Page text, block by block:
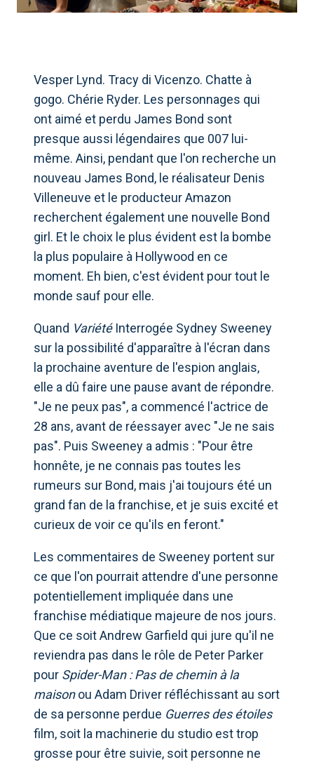
Vesper Lynd. Tracy di Vicenzo. Chatte à
gogo. Chérie Ryder. Les personnages qui
ont aimé et perdu James Bond sont
presque aussi légendaires que 007 lui-
même. Ainsi, pendant que l'on recherche un
nouveau James Bond, le réalisateur Denis
Villeneuve et le producteur Amazon
recherchent également une nouvelle Bond
girl. Et le choix le plus évident est la bombe
la plus populaire à Hollywood en ce
moment. Eh bien, c'est évident pour tout le
monde sauf pour elle.
Quand VariétéInterrogée Sydney Sweeney
sur la possibilité d'apparaître à l'écran dans
la prochaine aventure de l'espion anglais,
elle a dû faire une pause avant de répondre.
"Je ne peux pas", a commencé l'actrice de
28 ans, avant de réessayer avec "Je ne sais
pas". Puis Sweeney a admis : "Pour être
honnête, je ne connais pas toutes les
rumeurs sur Bond, mais j'ai toujours été un
grand fan de la franchise, et je suis excité et
curieux de voir ce qu'ils en feront."
Les commentaires de Sweeney portent sur
ce que l'on pourrait attendre d'une personne
potentiellement impliquée dans une
franchise médiatique majeure de nos jours.
Que ce soit Andrew Garfield qui jure qu'il ne
reviendra pas dans le rôle de Peter Parker
pour Spider-Man : Pas de chemin à la
maisonou Adam Driver réfléchissant au sort
de sa personne perdue Guerres des étoiles
film, soit la machinerie du studio est trop
grosse pour être suivie, soit personne ne